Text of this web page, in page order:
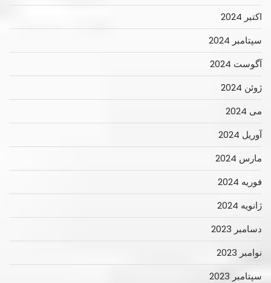
اکتبر 2024
سپتامبر 2024
آگوست 2024
ژوئن 2024
می 2024
آوریل 2024
مارس 2024
فوریه 2024
ژانویه 2024
دسامبر 2023
نوامبر 2023
سپتامبر 2023